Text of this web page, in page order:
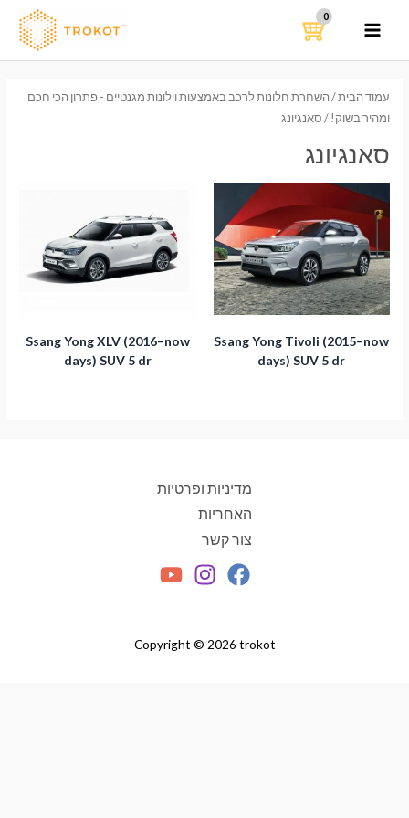
MAIN
עמוד הבית/השחרת חלונות לרכב באמצעות וילונות מגנטיים - פתרון הכי חכם
ומהיר בשוק! / סאנגיונג
סאנגיונג
Ssang Yong Tivoli (2015–now
days) SUV 5 dr
Ssang Yong XLV (2016–now
days) SUV 5 dr
תשלום
מדיניות ופרטיות
האחריות
צור קשר
Copyright © 2026 trokot